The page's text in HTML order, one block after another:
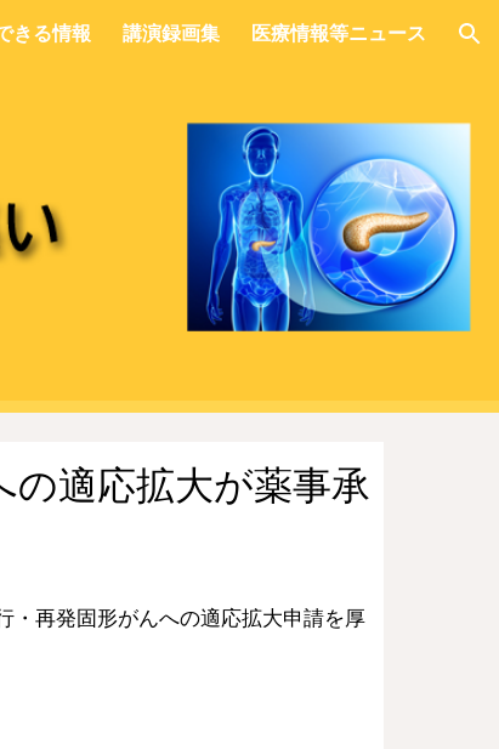
きる情報 講演録画集 医療情報等ニュース
適応拡大が薬事承
・再発固形がんへの適応拡大申請を厚